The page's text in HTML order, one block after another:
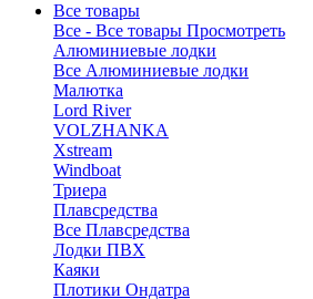
Все товары
Все - Все товары Просмотреть
Алюминиевые лодки
Все Алюминиевые лодки
Малютка
Lord River
VOLZHANKA
Xstream
Windboat
Триера
Плавсредства
Все Плавсредства
Лодки ПВХ
Каяки
Плотики Ондатра